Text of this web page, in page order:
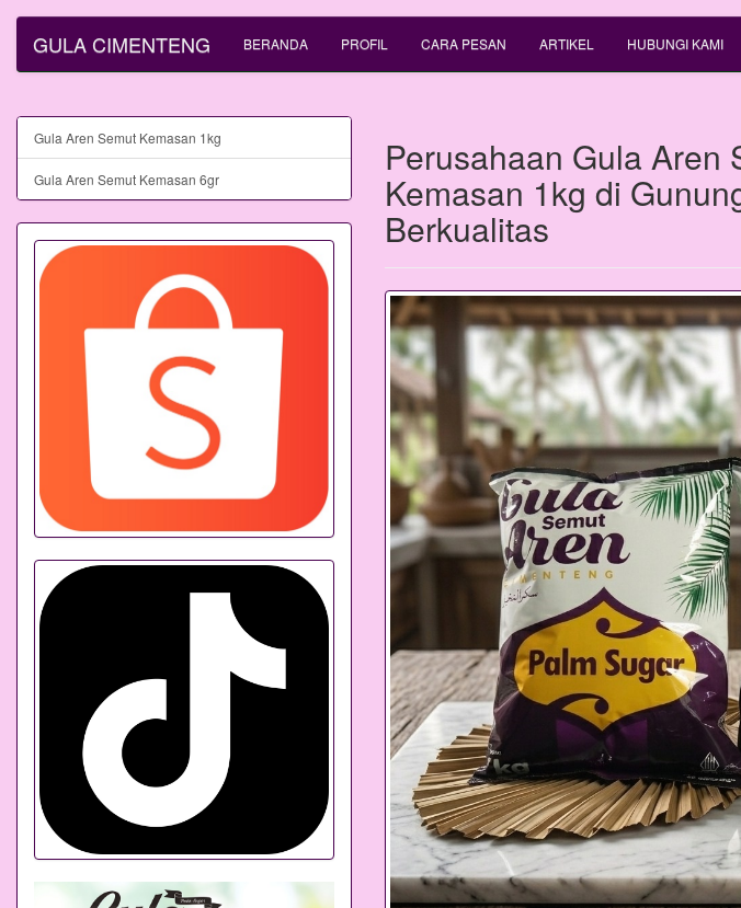
GULA CIMENTENG BERANDA PROFIL CARA PESAN ARTIKEL HUBUNGI KAMI
Perusahaan Gula Aren
Kemasan 1kg di
Berkualitas
Gula Aren Semut Kemasan 1kg
Gula Aren Semut Kemasan 6gr